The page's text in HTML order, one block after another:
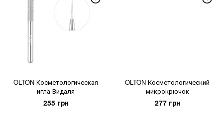
OLTON Косметологическая
игла Видаля
255 грн
OLTON Косметологический
микрокрючок
277 грн